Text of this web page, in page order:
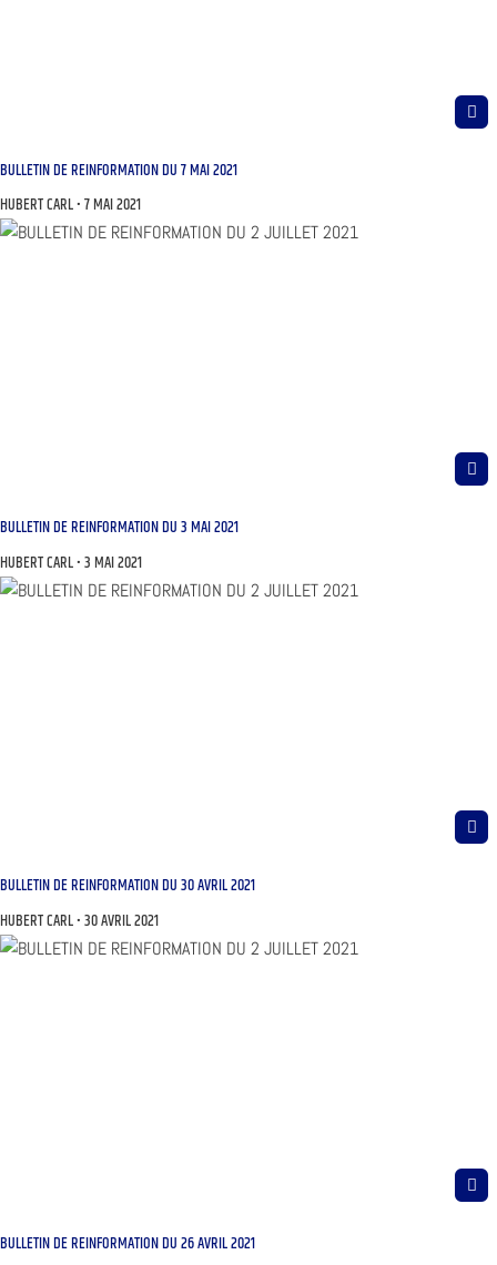
BULLETIN DE REINFORMATION DU 7 MAI 2021
HUBERT CARL 7 MAI 2021
BULLETIN DE REINFORMATION DU 3 MAI 2021
HUBERT CARL 3 MAI 2021
BULLETIN DE REINFORMATION DU 30 AVRIL 2021
HUBERT CARL 30 AVRIL 2021
BULLETIN DE REINFORMATION DU 26 AVRIL 2021